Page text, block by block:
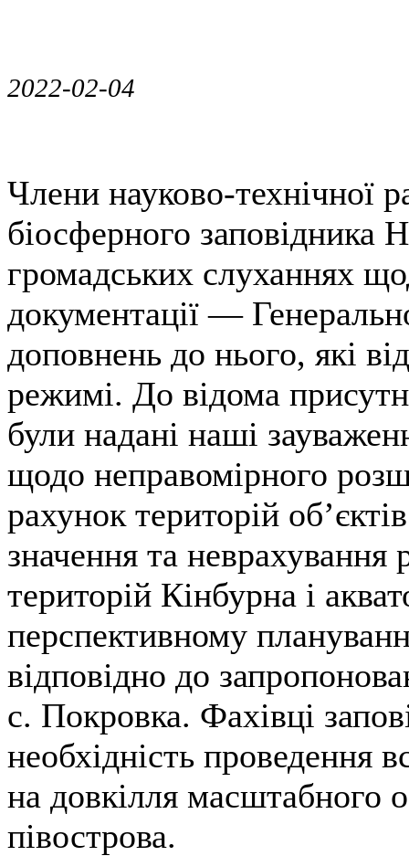
2022-02-04
Члени науково-технічної
біосферного заповідника
громадських слуханнях
документації —
доповнень до нього, які
режимі. До відома
були надані наші
щодо неправомірного
рахунок територій
значення та
територій Кінбурна і
перспективному
відповідно до
с. Покровка. Фахівці
необхідність проведення
на довкілля масштабного
півострова.